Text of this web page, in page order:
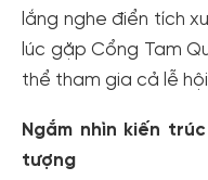
lắng nghe điển tích
lúc gặp Cổng Tam
thể tham gia cả lễ
Ngắm nhìn kiến
tượng